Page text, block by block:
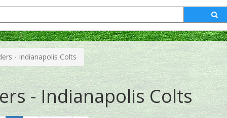
- Indianapolis Colts
- Indianapolis Colts